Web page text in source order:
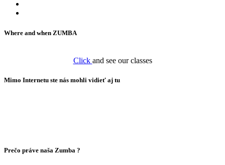
Where and when ZUMBA
Click and see our classes
Mimo Internetu ste nás mohli vidieť aj tu
Prečo práve naša Zumba ?